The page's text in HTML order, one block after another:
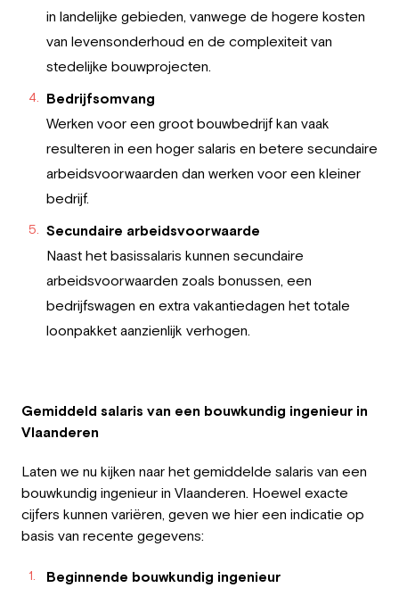
in landelijke gebieden, vanwege de hogere kosten
van levensonderhoud en de complexiteit van
stedelijke bouwprojecten.
Bedrijfsomvang
Werken voor een groot bouwbedrijf kan vaak
resulteren in een hoger salaris en betere secundaire
arbeidsvoorwaarden dan werken voor een kleiner
bedrijf.
Secundaire arbeidsvoorwaarde
Naast het basissalaris kunnen secundaire
arbeidsvoorwaarden zoals bonussen, een
bedrijfswagen en extra vakantiedagen het totale
loonpakket aanzienlijk verhogen.
Gemiddeld salaris van een bouwkundig ingenieur in
Vlaanderen
Laten we nu kijken naar het gemiddelde salaris van een
bouwkundig ingenieur in Vlaanderen. Hoewel exacte
cijfers kunnen variëren, geven we hier een indicatie op
basis van recente gegevens:
Beginnende bouwkundig ingenieur